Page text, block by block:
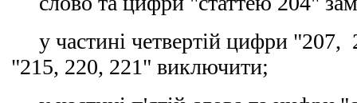
у частині четвертій цифри
"215, 220, 221" виключити;